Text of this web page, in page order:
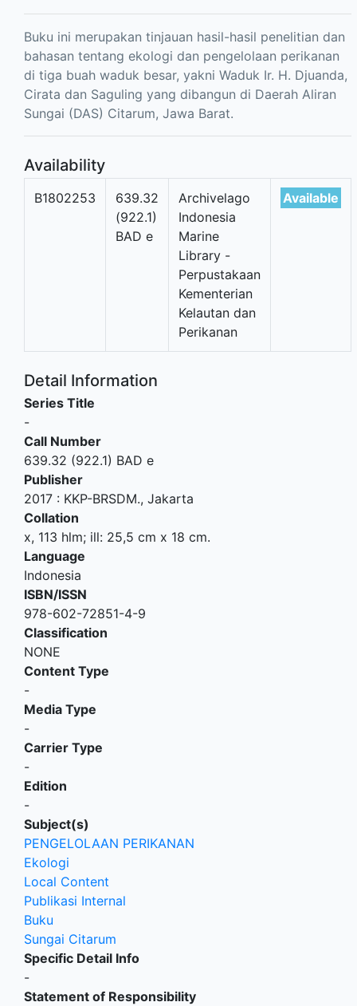
Buku ini merupakan tinjauan hasil-hasil penelitian dan
bahasan tentang ekologi dan pengelolaan perikanan
di tiga buah waduk besar, yakni Waduk Ir. H. Djuanda,
Cirata dan Saguling yang dibangun di Daerah Aliran
Sungai (DAS) Citarum, Jawa Barat.
Availability
B1802253
639.32
(922.1)
BAD e
Archivelago
Indonesia
Marine
Library -
Perpustakaan
Kementerian
Kelautan dan
Perikanan
Available
Detail Information
Series Title
-
Call Number
639.32 (922.1) BAD e
Publisher
2017 : KKP-BRSDM., Jakarta
Collation
x, 113 hlm; ill: 25,5 cm x 18 cm.
Language
Indonesia
ISBN/ISSN
978-602-72851-4-9
Classification
NONE
Content Type
-
Media Type
-
Carrier Type
-
Edition
-
Subject(s)
PENGELOLAAN PERIKANAN
Ekologi
Local Content
Publikasi Internal
Buku
Sungai Citarum
Specific Detail Info
-
Statement of Responsibility